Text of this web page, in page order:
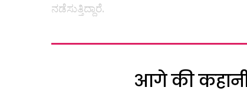
ನಡೆಸುತ್ತಿದ್ದಾರೆ.
आगे की